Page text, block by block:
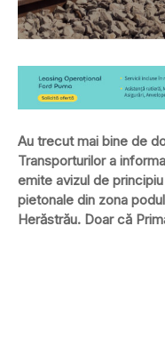
Au trecut mai bine de
Transporturilor a
emite avizul de
pietonale din zona
Herăstrău. Doar că